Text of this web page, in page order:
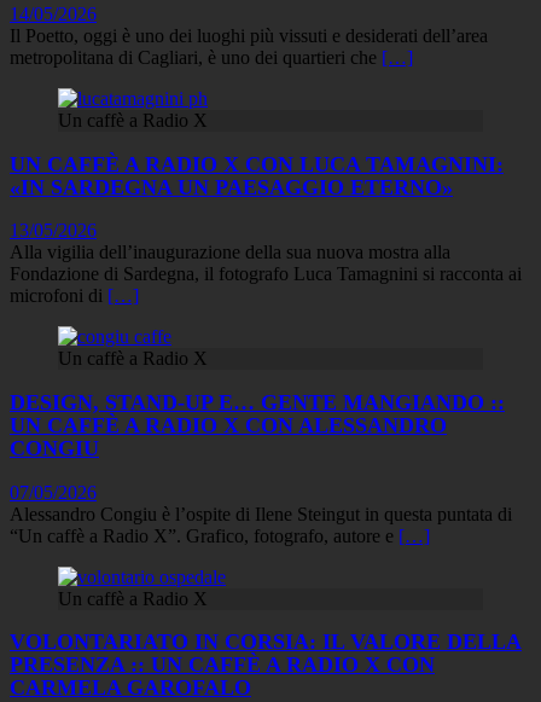
14/05/2026
Il Poetto, oggi è uno dei luoghi più vissuti e desiderati dell’area
metropolitana di Cagliari, è uno dei quartieri che […]
Un caffè a Radio X
UN CAFFÈ A RADIO X CON LUCA TAMAGNINI:
«IN SARDEGNA UN PAESAGGIO ETERNO»
13/05/2026
Alla vigilia dell’inaugurazione della sua nuova mostra alla
Fondazione di Sardegna, il fotografo Luca Tamagnini si racconta ai
microfoni di […]
Un caffè a Radio X
DESIGN, STAND-UP E… GENTE MANGIANDO ::
UN CAFFÈ A RADIO X CON ALESSANDRO
CONGIU
07/05/2026
Alessandro Congiu è l’ospite di Ilene Steingut in questa puntata di
“Un caffè a Radio X”. Grafico, fotografo, autore e […]
Un caffè a Radio X
VOLONTARIATO IN CORSIA: IL VALORE DELLA
PRESENZA :: UN CAFFÈ A RADIO X CON
CARMELA GAROFALO